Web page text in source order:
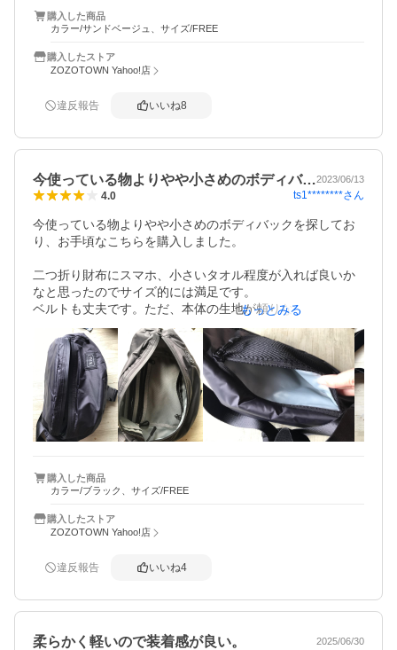
表面は止水ジップで防水加工してあるようですが、かなり
生地が薄いなぁ〜‼︎という印象を受けました。
なので機械物や割れもの小物などは入れて置くのは怖いな
ぁ〜と思いました。
ただ、その分価格は安く大きさもかなり物が入るので、最
ども入れる様になったので、価格と容量と防水性というの
中も仕切りのジップがあり生地が薄い以外はかなり満足感
のあるバックでめちゃくちゃ軽いですし、コスパはいいと
購入した商品
カラー/サンドベージュ、サイズ/FREE
購入したストア
ZOZOTOWN Yahoo!店
違反報告 いいね8
今使っている物よりやや小さめのボディバ…2023/06/13
4.0 ts1********さん
今使っている物よりやや小さめのボディバックを探してお
り、お手頃なこちらを購入しました。
二つ折り財布にスマホ、小さいタオル程度が入れば良いか
なと思ったのでサイズ的には満足です。
ベルトも丈夫です。ただ、本体の生地が頼りないとゆう
か…すぐ破れそうな感じがします。
体に触れる方にもポケットがあり、メッシュ生地で良い
し、中もファスナーついて良いのですが、きちんと真っ直
ぐ入れたい！とゆう方にはオススメしないかな。
私もですが、立てて入れないと取りにくいしバックの形も
不格好になるのでちょっと気になります(^ｰ^;)
もっとみる
購入した商品
カラー/ブラック、サイズ/FREE
購入したストア
ZOZOTOWN Yahoo!店
違反報告 いいね4
柔らかく軽いので装着感が良い。 2025/06/30